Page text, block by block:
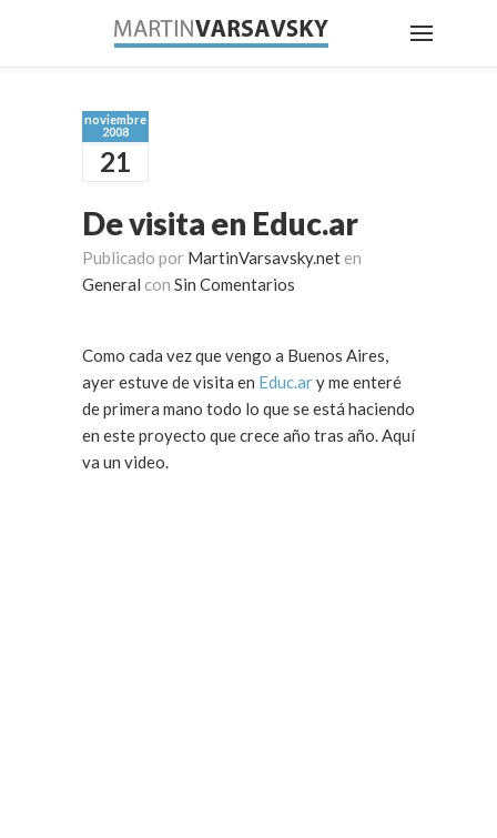
noviembre
2008
21
De visita en Educ.ar
Publicado por MartinVarsavsky.net en
General con Sin Comentarios
Como cada vez que vengo a Buenos Aires,
ayer estuve de visita en Educ.ary me enteré
de primera mano todo lo que se está haciendo
en este proyecto que crece año tras año. Aquí
va un video.